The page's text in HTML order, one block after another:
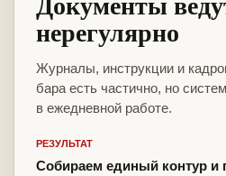
нерегулярно
Журналы, инструкции и
бара есть частично, но
в ежедневной работе.
РЕЗУЛЬТАТ
Собираем единый контур и